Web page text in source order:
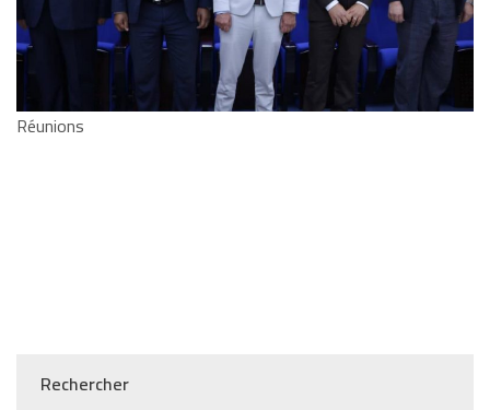
Réunions
Rechercher